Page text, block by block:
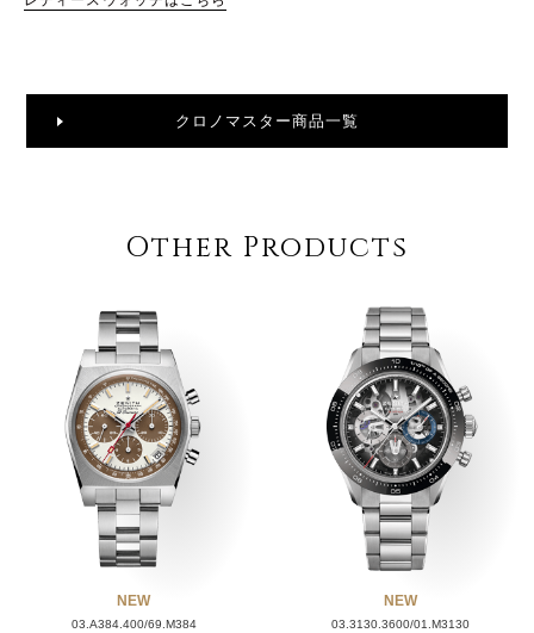
クロノマスター商品一覧
Other Products
NEW
03.A384.400/69.M384
NEW
03.3130.3600/01.M3130